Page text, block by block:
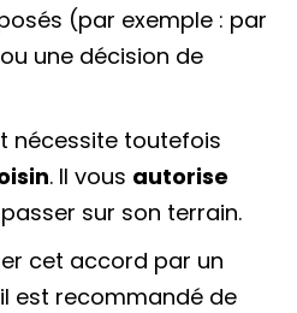
(par exemple : par
une décision de
nécessite toutefois
. Il vous autorise
sur son terrain.
cet accord par un
est recommandé de